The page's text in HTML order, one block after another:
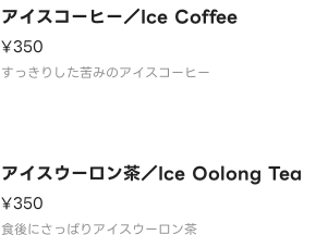
アイスコーヒー／Ice Coffee
¥350
すっきりした苦みのアイスコーヒー
アイスウーロン茶／Ice Oolong Tea
¥350
食後にさっぱりアイスウーロン茶